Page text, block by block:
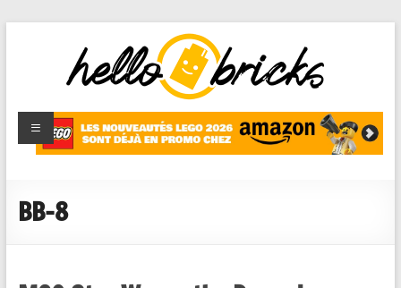
HelloBricks
Blog LEGO,
nouveaut�s
reviews
BB-8